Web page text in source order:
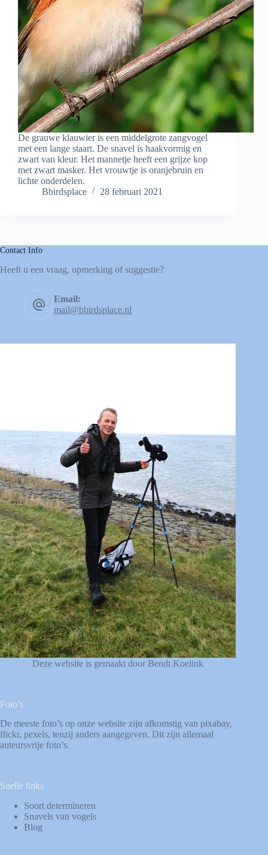
De grauwe klauwier is een middelgrote zangvogel
met een lange staart. De snavel is haakvormig en
zwart van kleur. Het mannetje heeft een grijze kop
met zwart masker. Het vrouwtje is oranjebruin en
lichte onderdelen.
Bbirdsplace
28 februari 2021
Contact Info
Heeft u een vraag, opmerking of suggestie?
Email:
mail@bbirdsplace.nl
Deze website is gemaakt door Bendt Koelink
Foto’s
De meeste foto’s op onze website zijn afkomstig van pixabay,
flickr, pexels, tenzij anders aangegeven. Dit zijn allemaal
auteursvrije foto’s.
Snelle links
Soort determineren
Snavels van vogels
Blog